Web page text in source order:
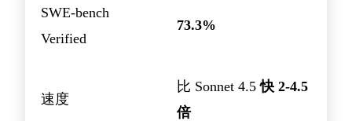
SWE-bench
Verified
73.3%
速度
比 Sonnet 4.5快 2-4.5
倍